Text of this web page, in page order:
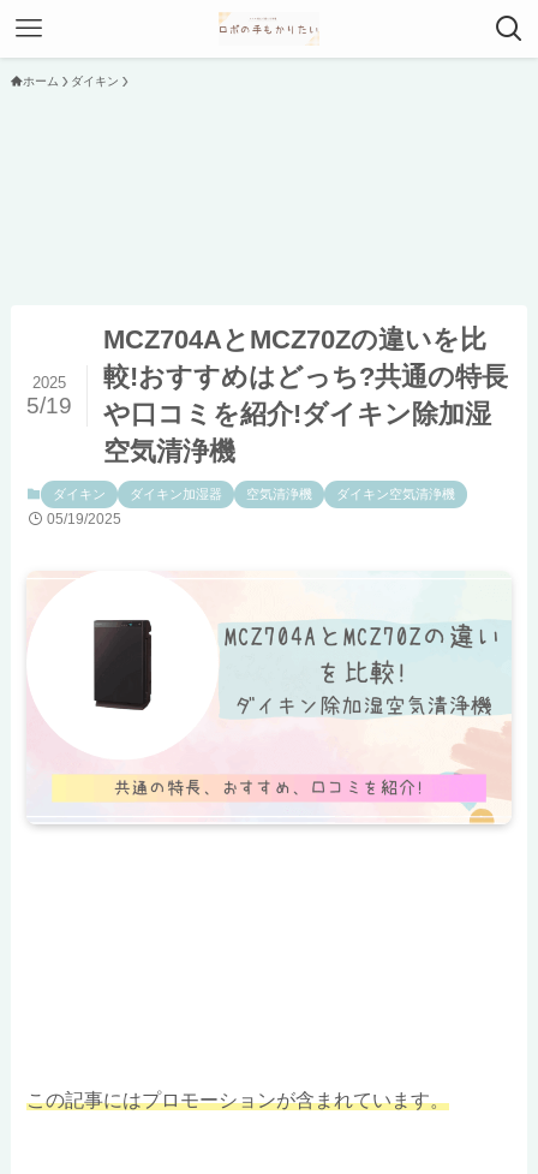
ホーム ダイキン
MCZ704AとMCZ70Zの違いを比
較!おすすめはどっち?共通の特長
や口コミを紹介!ダイキン除加湿
空気清浄機
2025
5/19
ダイキン ダイキン加湿器 空気清浄機 ダイキン空気清浄機
05/19/2025
この記事にはプロモーションが含まれています。